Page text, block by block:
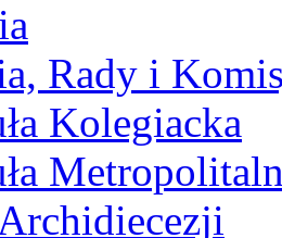
Rady i
Kolegiacka